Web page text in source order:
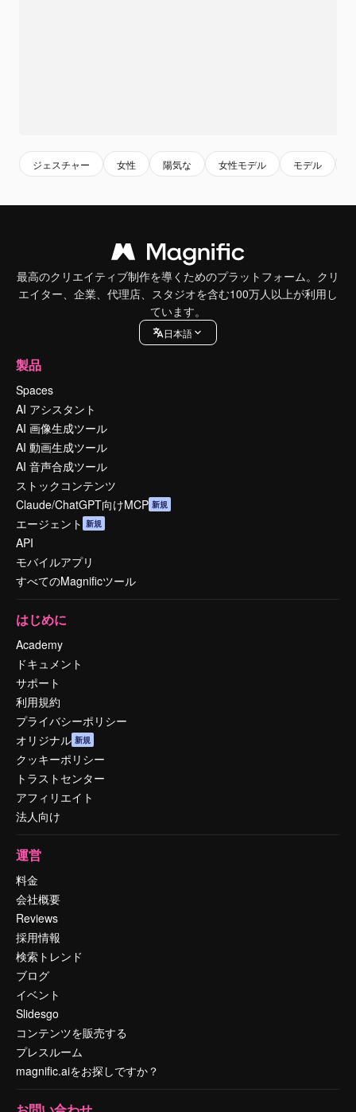
ジェスチャー 女性 陽気な 女性モデル モデル
最高のクリエイティブ制作を導くためのプラットフォーム。クリ
エイター、企業、代理店、スタジオを含む100万人以上が利用し
ています。
日本語
製品
Spaces
AI アシスタント
AI 画像生成ツール
AI 動画生成ツール
AI 音声合成ツール
ストックコンテンツ
Claude/ChatGPT向けMCP 新規
エージェント 新規
API
モバイルアプリ
すべてのMagnificツール
はじめに
Academy
ドキュメント
サポート
利用規約
プライバシーポリシー
オリジナル 新規
クッキーポリシー
トラストセンター
アフィリエイト
法人向け
運営
料金
会社概要
Reviews
採用情報
検索トレンド
ブログ
イベント
Slidesgo
コンテンツを販売する
プレスルーム
magnific.aiをお探しですか？